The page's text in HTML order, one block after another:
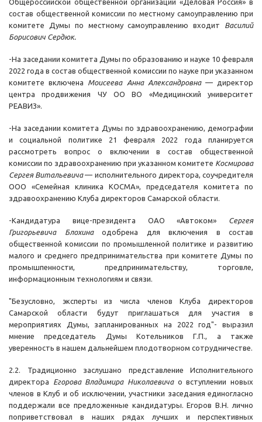
Общероссийской общественной организации «Деловая Россия» в
состав общественной комиссии по местному самоуправлению при
комитете Думы по местному самоуправлению входит Василий
Борисович Сердюк.
-На заседании комитета Думы по образованию и науке 10 февраля
2022 года в состав общественной комиссии по науке при указанном
комитете включена Моисеева Анна Александровна — директор
центра продвижения ЧУ ОО ВО «Медицинский университет
РЕАВИЗ».
-На заседании комитета Думы по здравоохранению, демографии
и социальной политике 21 февраля 2022 года планируется
рассмотреть вопрос о включении в состав общественной
комиссии по здравоохранению при указанном комитете Космирова
Сергея Витальевича— исполнительного директора, соучредителя
ООО «Семейная клиника KOCMA», председателя комитета по
здравоохранению Клуба директоров Самарской области.
-Кандидатура вице-президента OAO «Автоком» Сергея
Григорьевича Блохинаодобрена для включения в состав
общественной комиссии по промышленной политике и развитию
малого и среднего предпринимательства при комитете Думы по
промышпенности, предпринимательству, торговле,
информационным технологиям и связи.
"Безусловно, эксперты из числа членов Клуба директоров
Самарской области будут приглашаться для участия в
мероприятиях Думы, запланированных на 2022 год"- выразил
мнение председатель Думы Котельников Г.П., а также
уверенность в нашем дальнейшем плодотворном сотрудничестве.
2.2. Традиционно заслушано представление Исполнительного
директора Егорова Владимира Николаевичао вступлении новых
членов в Клуб и об исключении, участники заседания единогласно
поддержали все предложенные кандидатуры. Егоров В.Н. лично
поприветствовал в наших рядах лучших и перспективных